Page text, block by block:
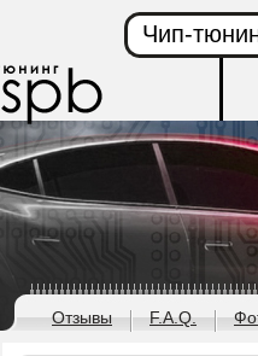
Чип-
Отзывы F.A.Q.